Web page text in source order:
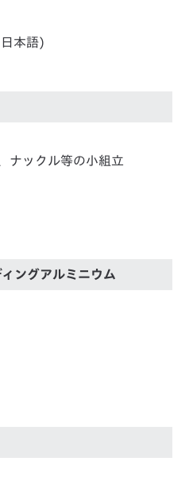
本語)
ナックル等の小組立
ングアルミニウム